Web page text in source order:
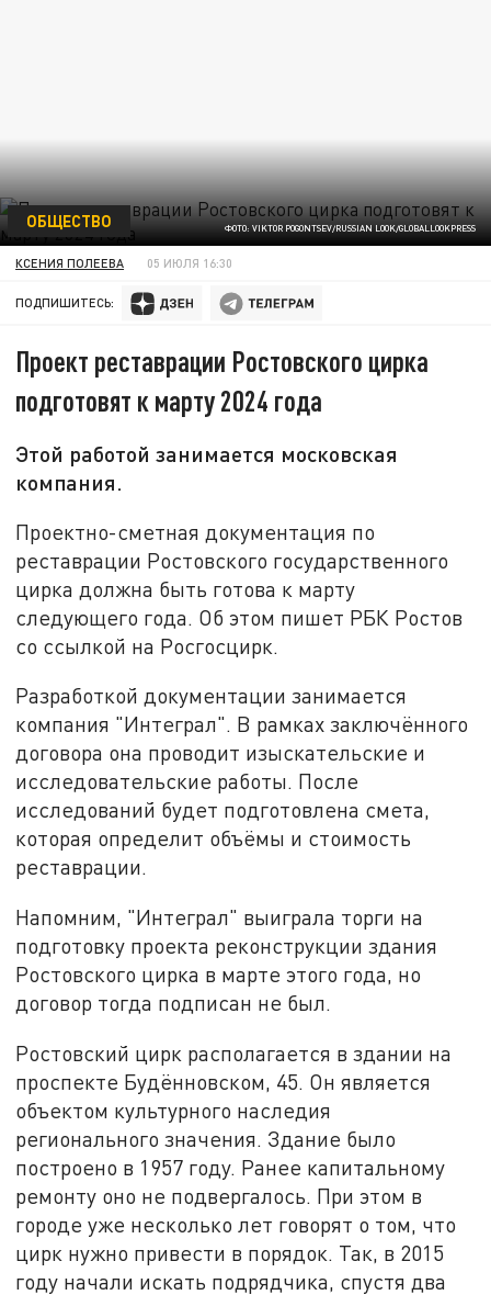
ФОТО: VIKTOR POGONTSEV/RUSSIAN LOOK/GLOBALLOOKPRESS
ОБЩЕСТВО
КСЕНИЯ ПОЛЕЕВА 05 ИЮЛЯ 16:30
ПОДПИШИТЕСЬ:
Проект реставрации Ростовского цирка
подготовят к марту 2024 года
Этой работой занимается московская
компания.
Проектно-сметная документация по
реставрации Ростовского государственного
цирка должна быть готова к марту
следующего года. Об этом пишет РБК Ростов
со ссылкой на Росгосцирк.
Разработкой документации занимается
компания "Интеграл". В рамках заключённого
договора она проводит изыскательские и
исследовательские работы. После
исследований будет подготовлена смета,
которая определит объёмы и стоимость
реставрации.
Напомним, "Интеграл" выиграла торги на
подготовку проекта реконструкции здания
Ростовского цирка в марте этого года, но
договор тогда подписан не был.
Ростовский цирк располагается в здании на
проспекте Будённовском, 45. Он является
объектом культурного наследия
регионального значения. Здание было
построено в 1957 году. Ранее капитальному
ремонту оно не подвергалось. При этом в
городе уже несколько лет говорят о том, что
цирк нужно привести в порядок. Так, в 2015
году начали искать подрядчика, спустя два